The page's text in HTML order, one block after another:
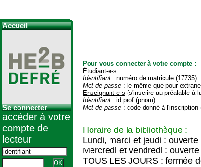
Pour vous connecter à votre compte :
Étudiant-e-s
Identifiant : numéro de matricule (17735)
Mot de passe : le même que pour
Enseignant-e-s (s'inscrire au préalable à
Identifiant : id prof (pnom)
Mot de passe : code donné à l'inscription
Horaire de la bibliothèque :
Lundi, mardi et jeudi : ouverte
Mercredi et vendredi :
TOUS LES JOURS : fermée
Accueil
Se connecter
accéder à votre
compte de
lecteur